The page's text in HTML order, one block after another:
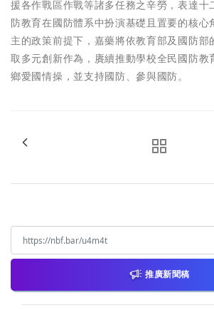
援各作戰區作戰等諸多任務之辛勞，表達十
防教育在國防體系中扮演基礎且置要的核心
主的政策前提下，嘉藥將依教育部及國防部
取多元創新作為，賡續推動學校全民國防教
鄉愛國情操，並支持國防、參與國防。
推廣新聞稿